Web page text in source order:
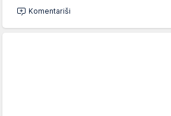
Komentariši